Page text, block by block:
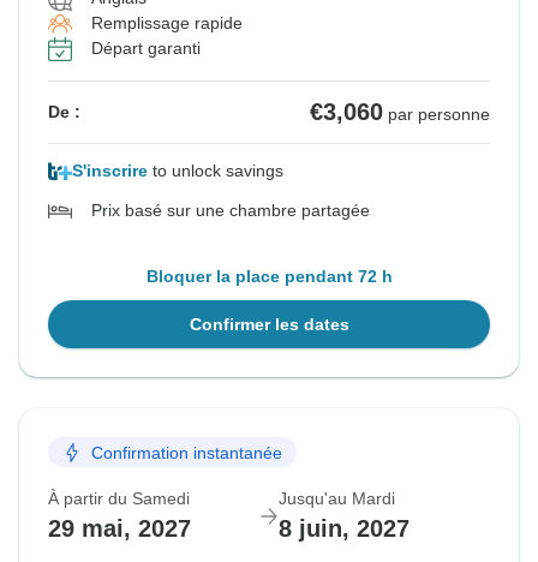
Remplissage rapide
Départ garanti
De : €3,060 par personne
S'inscrire to unlock savings
Prix basé sur une chambre partagée
Bloquer la place pendant 72 h
Confirmer les dates
Confirmation instantanée
À partir du Samedi
29 mai, 2027
Jusqu'au Mardi
8 juin, 2027